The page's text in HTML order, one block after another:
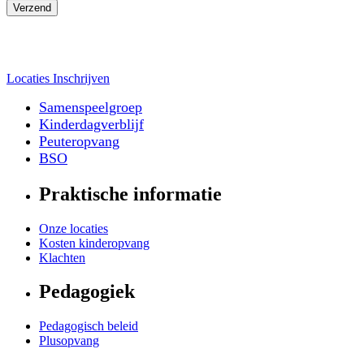
Verzend
Locaties Inschrijven
Samenspeelgroep
Kinderdagverblijf
Peuteropvang
BSO
Praktische informatie
Onze locaties
Kosten kinderopvang
Klachten
Pedagogiek
Pedagogisch beleid
Plusopvang